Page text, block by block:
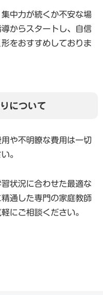
中力が続くか不安な場
からスタートし、自信
をおすすめしておりま
について
や不明瞭な費用は一切
。
状況に合わせた最適な
通した専門の家庭教師
にご相談ください。